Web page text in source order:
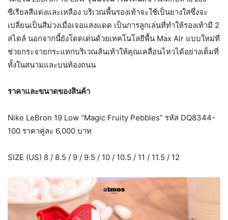
ซีเรียลสีแดงและเหลือง บริเวณพื้นรองเท้าจะใช้เป็นยางใสซึ่งจะ
เปลี่ยนเป็นสีม่วงเมื่อเจอแสงแดด เป็นการลูกเล่นที่ทำให้รองเท้ามี 2
สไตล์ นอกจากนี้ยังโดดเด่นด้วยเทคโนโลยีพื้น Max Air แบบใหม่ที่
ช่วยกระจายกระแทกบริเวณส้นเท้าให้คุณเคลื่อนไหวได้อย่างเต็มที่
ทั้งในสนามและบนท้องถนน
ราคาและขนาดของสินค้า
Nike LeBron 19 Low “Magic Fruity Pebbles” รหัส DQ8344-
100 ราคาคู่ละ 6,000 บาท
SIZE (US) 8 / 8.5 / 9 / 9.5 / 10 / 10.5 / 11 / 11.5 / 12